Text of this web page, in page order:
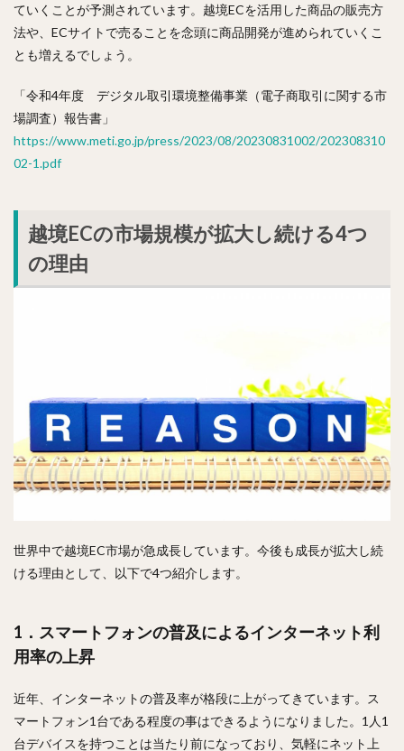
ていくことが予測されています。越境ECを活用した商品の販売方
法や、ECサイトで売ることを念頭に商品開発が進められていくこ
とも増えるでしょう。
「令和4年度 デジタル取引環境整備事業（電子商取引に関する市
場調査）報告書」
https://www.meti.go.jp/press/2023/08/20230831002/202308310
02-1.pdf
越境ECの市場規模が拡大し続ける4つ
の理由
世界中で越境EC市場が急成長しています。今後も成長が拡大し続
ける理由として、以下で4つ紹介します。
1．スマートフォンの普及によるインターネット利
用率の上昇
近年、インターネットの普及率が格段に上がってきています。ス
マートフォン1台である程度の事はできるようになりました。1人1
台デバイスを持つことは当たり前になっており、気軽にネット上